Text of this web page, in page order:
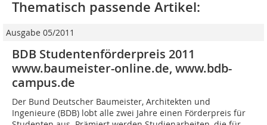
Thematisch passende Artikel:
Ausgabe 05/2011
BDB Studentenförderpreis 2011
www.baumeister-online.de, www.bdb-
campus.de
Der Bund Deutscher Baumeister, Architekten und
Ingenieure (BDB) lobt alle zwei Jahre einen Förderpreis für